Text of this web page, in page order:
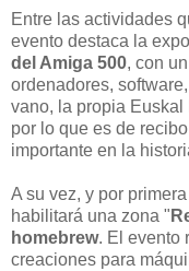
Entre las actividades
evento destaca la
del Amiga 500, con
ordenadores,
vano, la propia
por lo que es de
importante en la
A su vez, y por
habilitará una zona "
homebrew. El evento
creaciones para